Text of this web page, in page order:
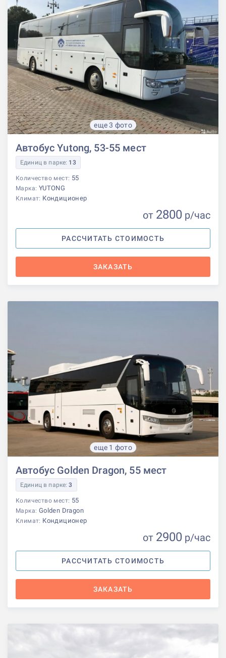
еще 3 фото
Автобус Yutong, 53-55 мест
Единиц в парке: 13
Количество мест: 55
Марка: YUTONG
Климат: Кондиционер
от 2800 р/час
РАССЧИТАТЬ СТОИМОСТЬ
ЗАКАЗАТЬ
еще 1 фото
Автобус Golden Dragon, 55 мест
Единиц в парке:3
Количество мест: 55
Марка: Golden Dragon
Климат: Кондиционер
от 2900 р/час
РАССЧИТАТЬ СТОИМОСТЬ
ЗАКАЗАТЬ